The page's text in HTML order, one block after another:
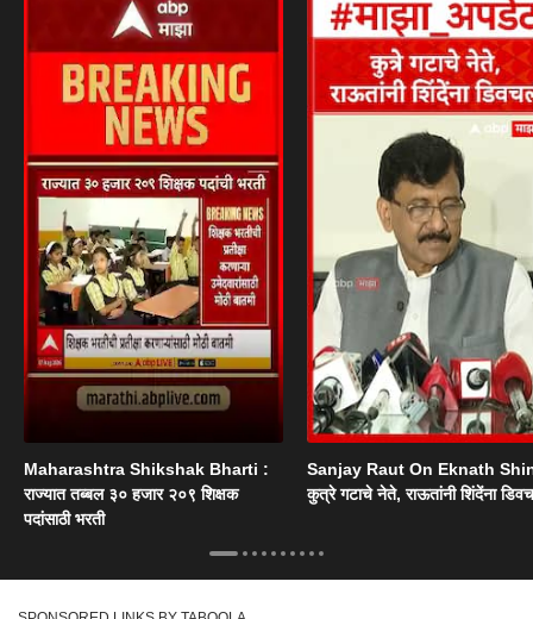
Maharashtra Shikshak Bharti :
राज्यात तब्बल ३० हजार २०९ शिक्षक
पदांसाठी भरती
Sanjay Raut On Eknath
कुत्रे गटाचे नेते, राऊतांनी शिंदेंना